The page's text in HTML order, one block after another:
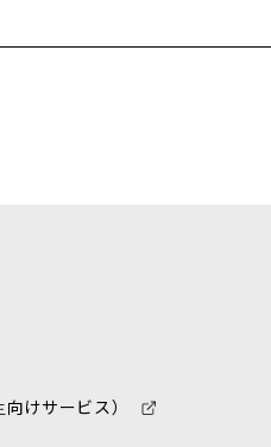
けサービス）